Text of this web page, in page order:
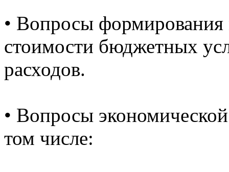
• Вопросы формирования
стоимости бюджетных
расходов.
• Вопросы
том числе: